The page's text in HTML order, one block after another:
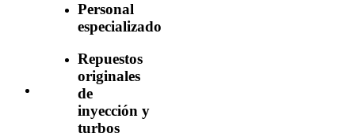
Personal
especializado
Repuestos
originales
de
inyección y
turbos